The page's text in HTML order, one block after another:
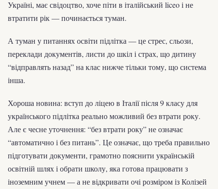
Україні, має свідоцтво, хоче піти в італійський liceo і не
втратити рік — починається туман.
А туман у питаннях освіти підлітка — це стрес, сльози,
переклади документів, листи до шкіл і страх, що дитину
“відправлять назад” на клас нижче тільки тому, що система
інша.
Хороша новина: вступ до ліцею в Італії після 9 класу для
українського підлітка реально можливий без втрати року.
Але є чесне уточнення: “без втрати року” не означає
“автоматично і без питань”. Це означає, що треба правильно
підготувати документи, грамотно пояснити українській
освітній шлях і обрати школу, яка готова працювати з
іноземним учнем — а не відкривати очі розміром із Колізей